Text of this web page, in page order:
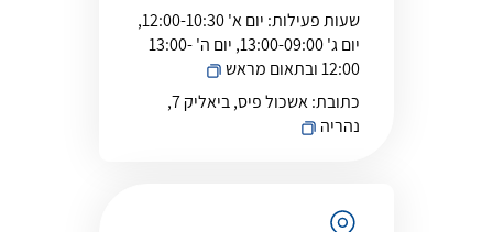
שעות פעילות:
יום א' 12:00-10:30,
יום ג' 13:00-09:00, יום ה' 13:00-
12:00 ובתאום מראש
כתובת:
אשכול פיס, ביאליק 7,
נהריה